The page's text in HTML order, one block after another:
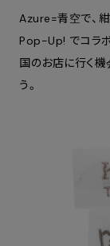
Azure=青空で、
Pop-Up! でコラボ
国のお店に行く機
う。